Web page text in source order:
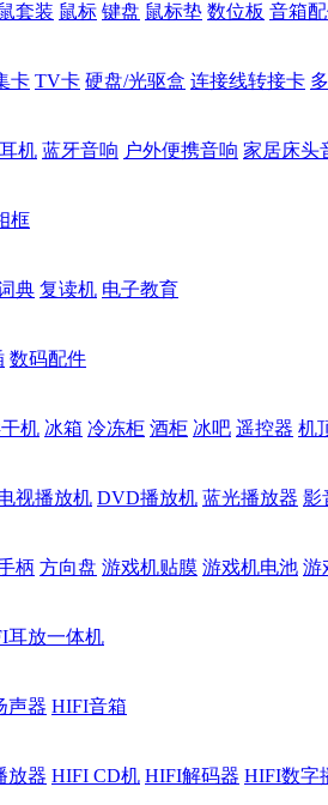
套装 鼠标 键盘 鼠标垫 数位板 音箱
卡 TV卡 硬盘/光驱盒 连接线转接卡
耳机 蓝牙音响 户外便携音响 家居床头
框
典 复读机 电子教育
数码配件
机 冰箱 冷冻柜 酒柜 冰吧 遥控器 机
视播放机 DVD播放机 蓝光播放器 影
柄 方向盘 游戏机贴膜 游戏机电池 游
耳放一体机
声器 HIFI音箱
放器 HIFI CD机 HIFI解码器 HIFI数字